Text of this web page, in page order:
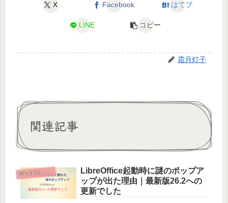
X Facebook はてブ
LINE コピー
霜月灯子
関連記事
P Cトラブル・初期設定
LibreOffice起動時に謎のポップア
ップが出た理由｜最新版26.2への
更新でした